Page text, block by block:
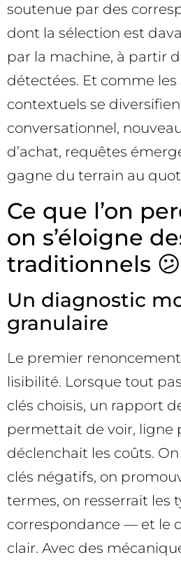
soutenue par des
dont la sélection est
par la machine, à partir
détectées. Et comme les
contextuels se
conversationnel,
d’achat, requêtes
gagne du terrain au
Ce que l’on
on s’éloigne
traditionnels 😕
Un diagnostic
granulaire
Le premier
lisibilité. Lorsque tout
clés choisis, un rapport
permettait de voir, ligne
déclenchait les coûts.
clés négatifs, on
termes, on resserrait les
correspondance — et le
clair. Avec des